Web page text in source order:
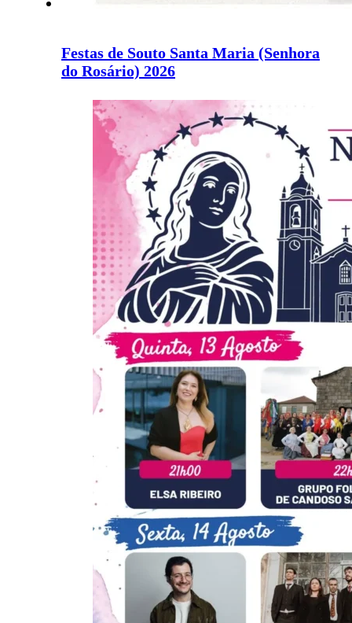
Festas de Souto Santa Maria (Senhora
do Rosário) 2026